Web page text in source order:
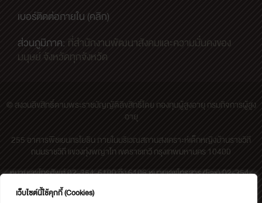
เว็บไซต์นี้ใช้คุกกี้ (Cookies)
เบอร์ติดต่อภายใน (คลิก)
ส่วนภูมิภาค: ที่สำนักงานพัฒนาสังคมและความมั่นคงของ
มนุษย์ จังหวัดทุกจังหวัด
© สงวนลิขสิทธิ์ตามพระราชบัญญัติลิขสิทธิ์โดย กองทุนผู้สูงอายุ กรมกิจการผู้สูง
อายุ
255 อาคารพิชเยนทรโยธิน ภายในบริเวณสถานสงเคราะห์เด็กหญิงบ้านราชวิถี
ถนนราชวิถี แขวงทุ่งพญาไท เขตราชเทวี กรุงเทพมหานคร 10400
หมายเลขโทรศัพท์ 02-354-6100 ถึง 6106 หมายเลขโทรสาร (Fax) 02-354-